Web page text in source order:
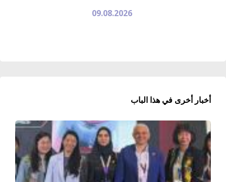
09.08.2026
أخبار أخرى في هذا الباب